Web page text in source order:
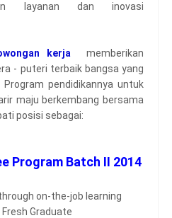
layanan dan inovasi
kerja memberikan
- puteri terbaik bangsa yang
pendidikannya untuk
maju berkembang bersama
posisi sebagai:
Program Batch II 2014
on-the-job learning
Graduate